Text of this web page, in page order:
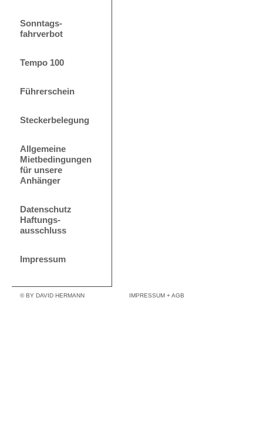
Sonntags-
fahrverbot
Tempo 100
Führerschein
Steckerbelegung
Allgemeine
Mietbedingungen
für unsere
Anhänger
Datenschutz
Haftungs-
ausschluss
Impressum
© BY DAVID HERMANN IMPRESSUM + AGB